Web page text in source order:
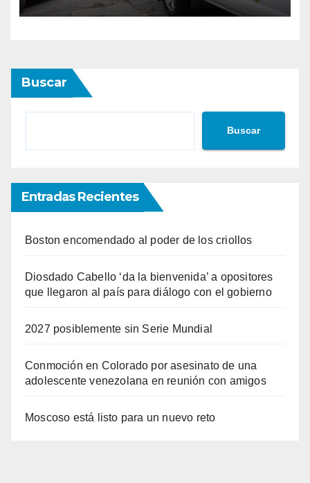
Buscar
Buscar
Entradas Recientes
Boston encomendado al poder de los criollos
Diosdado Cabello ‘da la bienvenida’ a opositores
que llegaron al país para diálogo con el gobierno
2027 posiblemente sin Serie Mundial
Conmoción en Colorado por asesinato de una
adolescente venezolana en reunión con amigos
Moscoso está listo para un nuevo reto